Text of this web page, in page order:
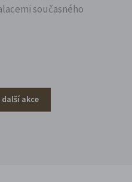
současného
akce